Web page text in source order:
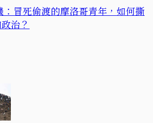
：冒死偷渡的摩洛哥青年，如何撕
治？